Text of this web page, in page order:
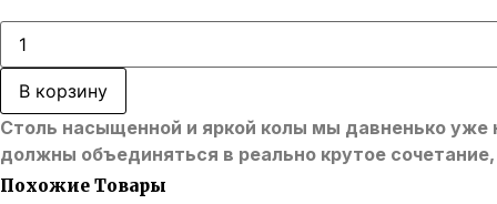
составляла248,00 ₽.
Количество
товара
Darkside
DARKSIDE
COLA,
50
грамм
В корзину
Столь насыщенной и яркой колы мы давненько уже
должны объединяться в реально крутое
Похожие Товары